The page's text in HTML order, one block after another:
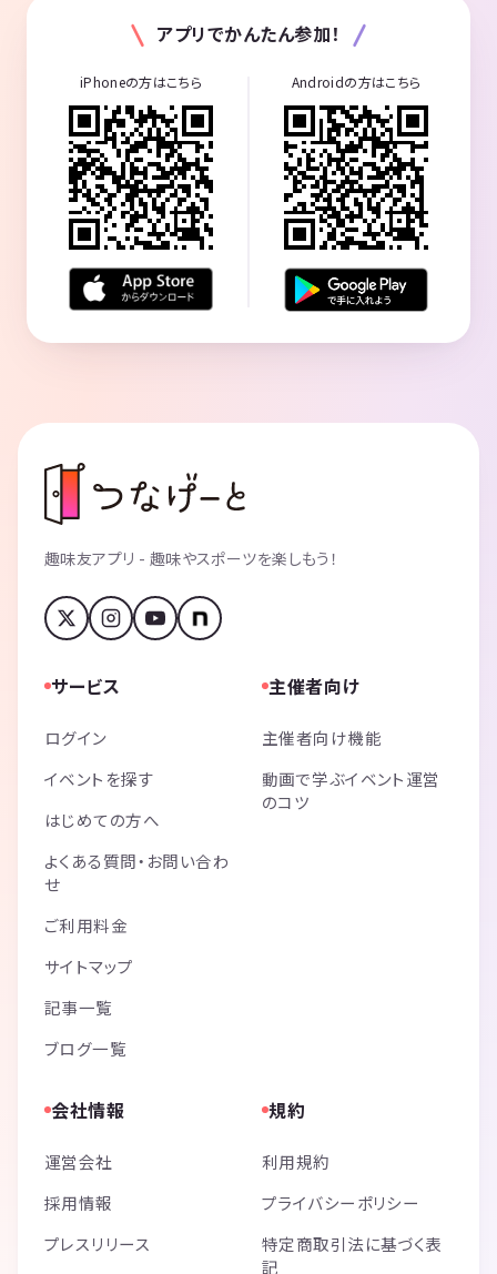
アプリでかんたん参加！
iPhoneの方はこちら Androidの方はこちら
趣味友アプリ - 趣味やスポーツを楽しもう！
サービス
ログイン
イベントを探す
はじめての方へ
よくある質問・お問い合わ
せ
ご利用料金
サイトマップ
記事一覧
ブログ一覧
主催者向け
主催者向け機能
動画で学ぶイベント運営
のコツ
会社情報
運営会社
採用情報
プレスリリース
規約
利用規約
プライバシーポリシー
特定商取引法に基づく表
記